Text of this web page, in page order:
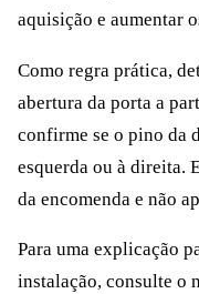
aquisição e aumentar
Como regra prática,
abertura da porta a
confirme se o pino da
esquerda ou à direita.
da encomenda e não
Para uma explicação
instalação, consulte o